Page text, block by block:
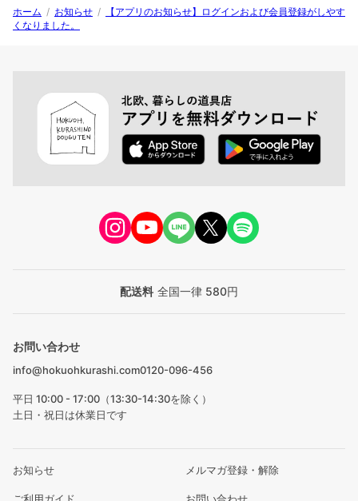
ホーム / お知らせ /
【アプリのお知らせ】ログインおよび会員登録がしやす
くなりました。
配送料 全国一律 580円
お問い合わせ
info@hokuohkurashi.com0120-096-456
平日 10:00 - 17:00（13:30-14:30を除く）
土日・祝日は休業日です
お知らせ メルマガ登録・解除
ご利用ガイド お問い合わせ